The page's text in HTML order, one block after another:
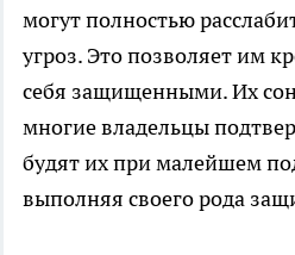
могут полностью
угроз. Это позволяет им
себя защищенными. Их сон
многие владельцы
будят их при малейшем
выполняя своего рода